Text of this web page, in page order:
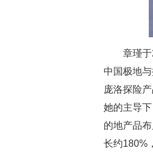
章瑾
中国极地
庞洛探险
她的主导
的地产品
长约180%